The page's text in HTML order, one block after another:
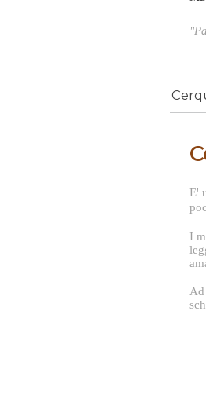
E'
I
Ad